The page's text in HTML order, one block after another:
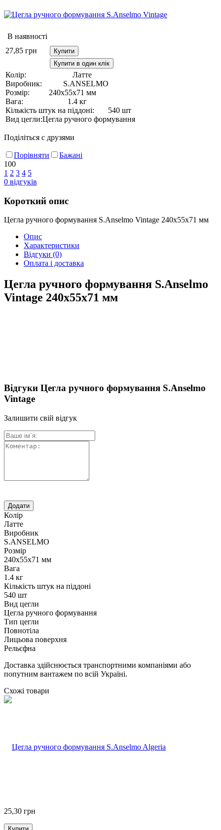
В наявності
27,85 грн
Купити
Купити в один клік
Колір:
Латте
Виробник:
S.ANSELMO
Розмір:
240х55х71 мм
Вага:
1.4 кг
Кількість штук на піддоні:
540 шт
Вид цегли:Цегла ручного формування
Поділіться с друзями
Порівняти
Бажані
100
1 2 3 4 5
0 відгуків
Короткий опис
Цегла ручного формування S.Anselmo Vintage 240х55х71 мм
Опис
Характеристики
Відгуки (0)
Оплата і доставка
Цегла ручного формування S.Anselmo
Vintage 240х55х71 мм
Відгуки Цегла ручного формування S.Anselmo
Vintage
Залишити свій відгук
Колір
Латте
Виробник
S.ANSELMO
Розмір
240х55х71 мм
Вага
1.4 кг
Кількість штук на піддоні
540 шт
Вид цегли
Цегла ручного формування
Тип цегли
Повнотіла
Лицьова поверхня
Рельєфна
Доставка здійснюється транспортними компаніями або
попутним вантажем по всій Україні.
Схожі товари
25,30 грн